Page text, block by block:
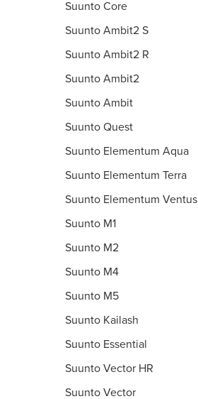
Suunto Core
Suunto Ambit2 S
Suunto Ambit2 R
Suunto Ambit2
Suunto Ambit
Suunto Quest
Suunto Elementum Aqua
Suunto Elementum Terra
Suunto Elementum Ventus
Suunto M1
Suunto M2
Suunto M4
Suunto M5
Suunto Kailash
Suunto Essential
Suunto Vector HR
Suunto Vector